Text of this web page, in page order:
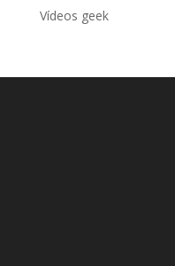
Vídeos geek